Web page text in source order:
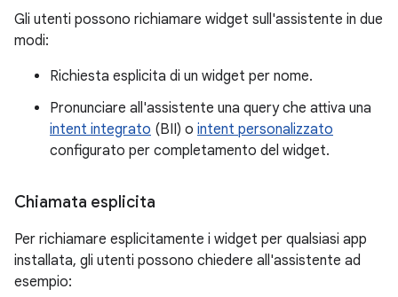
Gli utenti possono richiamare widget sull'assistente in due
modi:
Richiesta esplicita di un widget per nome.
Pronunciare all'assistente una query che attiva una
intent integrato (BII) o intent personalizzato
configurato per completamento del widget.
Chiamata esplicita
Per richiamare esplicitamente i widget per qualsiasi app
installata, gli utenti possono chiedere all'assistente ad
esempio: